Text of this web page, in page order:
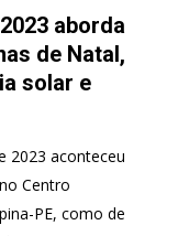
aborda
de Natal,
solar e
2023 aconteceu
Centro
PE, como de